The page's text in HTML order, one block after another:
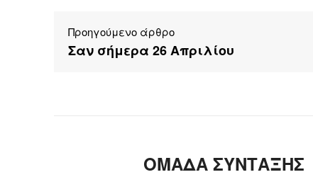
Προηγούμενο άρθρο
Σαν σήμερα 26 Απριλίου
ΟΜΑΔΑ ΣΥΝΤΑΞΗΣ